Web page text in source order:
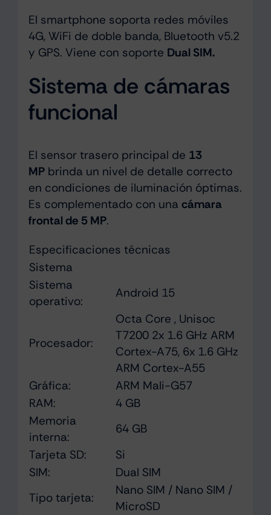
El smartphone soporta redes móviles
4G, WiFi de doble banda, Bluetooth v5.2
y GPS. Viene con soporte Dual SIM.
Sistema de cámaras
funcional
El sensor trasero principal de 13
MPbrinda un nivel de detalle correcto
en condiciones de iluminación óptimas.
Es complementado con una cámara
frontal de 5 MP.
Especificaciones técnicas
Sistema
Sistema
operativo:
Android 15
Procesador:
Octa Core , Unisoc
T7200 2x 1.6 GHz ARM
Cortex-A75, 6x 1.6 GHz
ARM Cortex-A55
Gráfica:
ARM Mali-G57
RAM:
4 GB
Memoria
interna:
64 GB
Tarjeta SD:
Si
SIM:
Dual SIM
Tipo tarjeta:
Nano SIM / Nano SIM /
MicroSD